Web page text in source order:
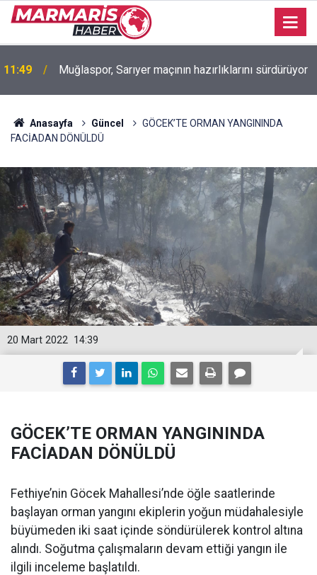
11:49 Muğlaspor, Sarıyer maçının hazırlıklarını sürdürüyor
Anasayfa Güncel
GÖCEK’TE ORMAN YANGININDA
FACİADAN DÖNÜLDÜ
14:39
20 Mart 2022
GÖCEK’TE ORMAN YANGININDA
FACİADAN DÖNÜLDÜ
Fethiye’nin Göcek Mahallesi’nde öğle saatlerinde
başlayan orman yangını ekiplerin yoğun müdahalesiyle
büyümeden iki saat içinde söndürülerek kontrol altına
alındı. Soğutma çalışmaların devam ettiği yangın ile
ilgili inceleme başlatıldı.